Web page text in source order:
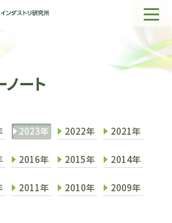
English
ート
2023年 2022年 2021年
2016年 2015年 2014年
2011年 2010年 2009年